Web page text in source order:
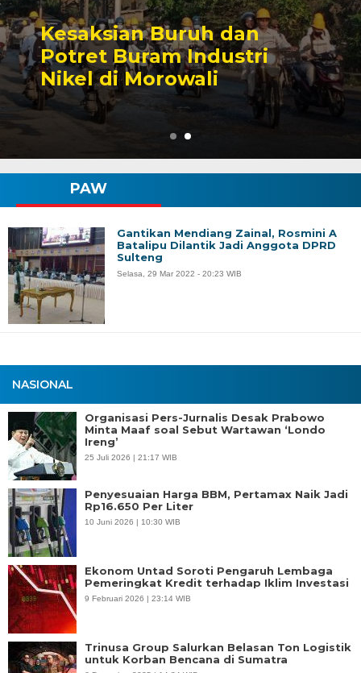
Sengketa Perizinan
Tambang yang Mengiringi
Karier Politik Anwar Hafid
NASIONAL
Organisasi Pers-Jurnalis Desak Prabowo
Minta Maaf soal Sebut Wartawan ‘Londo
Ireng’
25 Juli 2026 | 21:17 WIB
Penyesuaian Harga BBM, Pertamax Naik Jadi
Rp16.650 Per Liter
10 Juni 2026 | 10:30 WIB
Ekonom Untad Soroti Pengaruh Lembaga
Pemeringkat Kredit terhadap Iklim Investasi
9 Februari 2026 | 23:14 WIB
Trinusa Group Salurkan Belasan Ton Logistik
untuk Korban Bencana di Sumatra
PAW
Gantikan Mendiang Zainal, Rosmini A
Batalipu Dilantik Jadi Anggota DPRD
Sulteng
Selasa, 29 Mar 2022 - 20:23 WIB